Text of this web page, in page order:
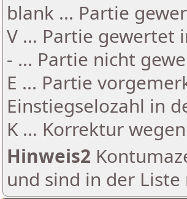
blank ... Partie
V ... Partie gewertet
- ... Partie nicht
E ... Partie
Einstiegselozahl in
K ... Korrektur
Hinweis2
und sind in der